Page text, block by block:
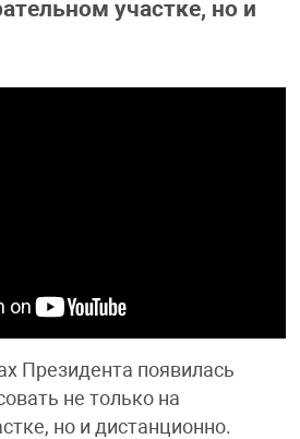
участке, но и
Президента появилась
не только на
но и дистанционно.